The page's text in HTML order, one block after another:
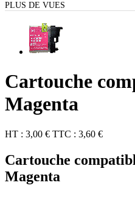
PLUS DE VUES
Cartouche
Magenta
HT : 3,00 € TTC : 3,60 €
Cartouche
Magenta